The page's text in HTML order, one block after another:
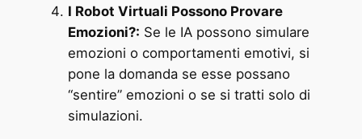
I Robot Virtuali Possono Provare
Emozioni?: Se le IA possono simulare
emozioni o comportamenti emotivi, si
pone la domanda se esse possano
“sentire” emozioni o se si tratti solo di
simulazioni.